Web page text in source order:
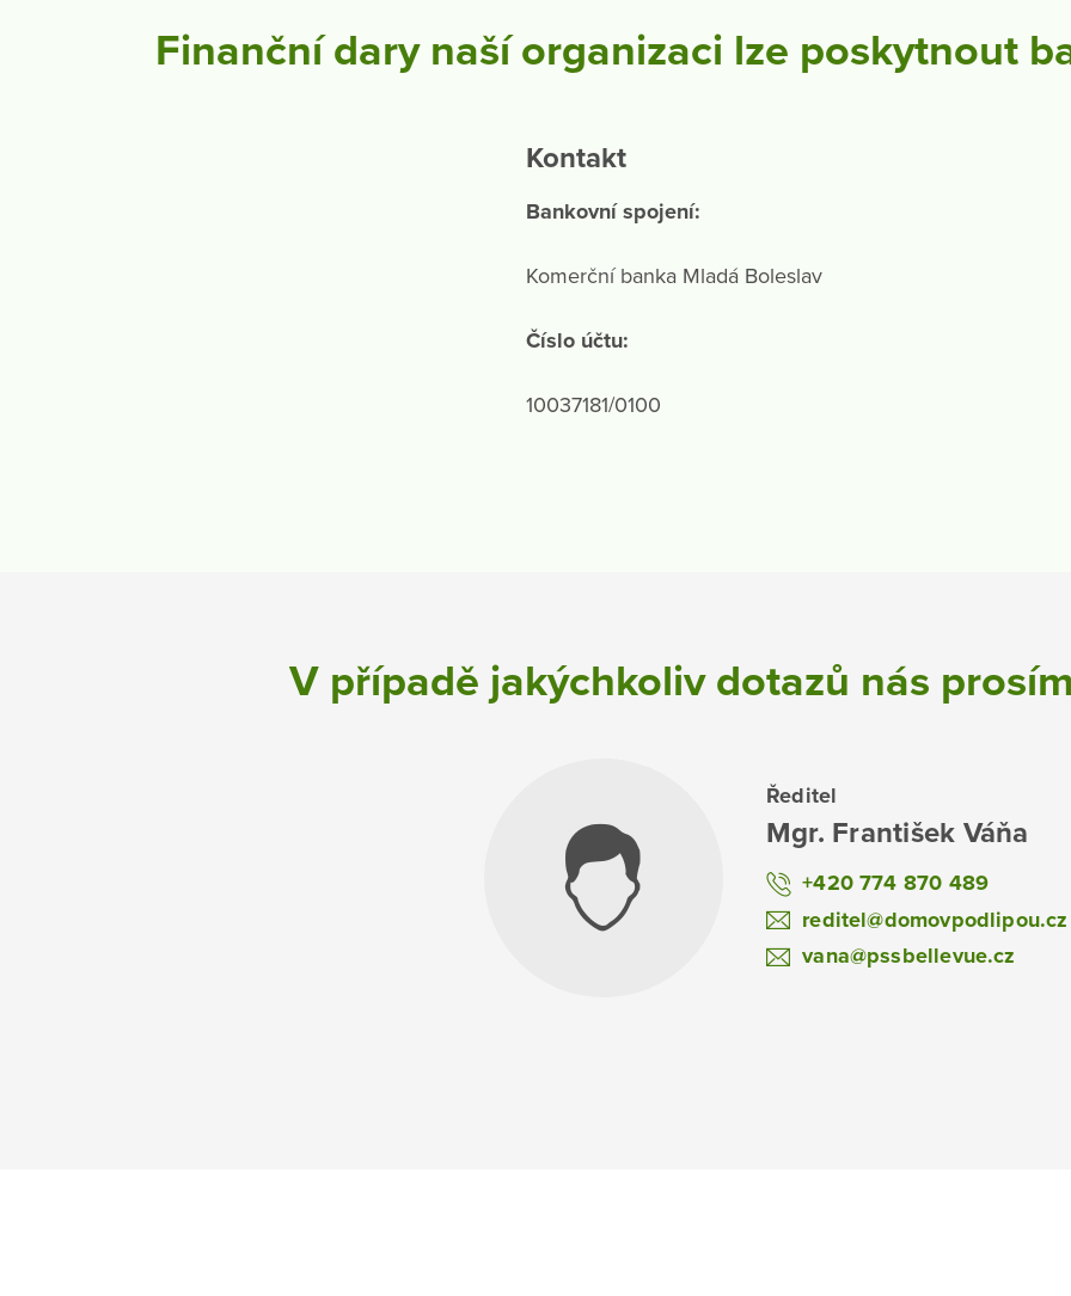
Finanční dary naší organizaci lze poskytnout
Kontakt
Bankovní spojení:
Komerční banka Mladá Boleslav
Číslo účtu:
10037181/0100
V případě jakýchkoliv dotazů nás
Ředitel
Mgr. František Váňa
+420 774 870 489
reditel@domovpodlipou.cz
vana@pssbellevue.cz